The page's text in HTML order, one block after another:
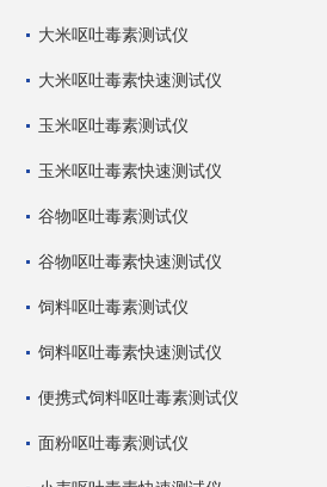
大米呕吐毒素测试仪
大米呕吐毒素快速测试仪
玉米呕吐毒素测试仪
玉米呕吐毒素快速测试仪
谷物呕吐毒素测试仪
谷物呕吐毒素快速测试仪
饲料呕吐毒素测试仪
饲料呕吐毒素快速测试仪
便携式饲料呕吐毒素测试仪
面粉呕吐毒素测试仪